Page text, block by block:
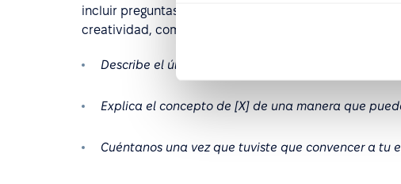
incluir preguntas generales, conductuales, técnicas,
creatividad, como:
Describe el último proyecto que lideraste
Explica el concepto de [X] de una manera que
Cuéntanos una vez que tuviste que convencer a tu